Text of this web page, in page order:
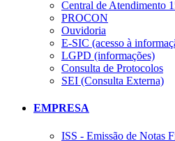
Central de Atendimento
PROCON
Ouvidoria
E-SIC (acesso à
LGPD (informações)
Consulta de Protocolos
SEI (Consulta Externa)
EMPRESA
ISS - Emissão de Notas